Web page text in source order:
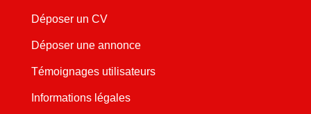
Déposer un CV
Déposer une annonce
Témoignages utilisateurs
Informations légales